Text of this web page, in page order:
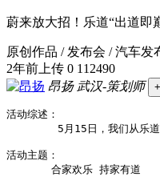
蔚来放大招！乐道“出道即
原创作品 / 发布会 / 汽车发
2年前上传 0 112490
昂扬 武汉-策划师
活动综述：
5月15日，我们从乐道
活动主题：
       合家欢乐 持家有道